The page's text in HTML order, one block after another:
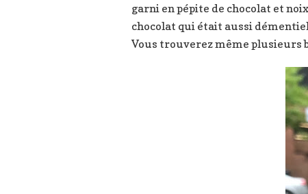
garni en pépite de chocolat et
chocolat qui était aussi démentiel
Vous trouverez même plusieurs